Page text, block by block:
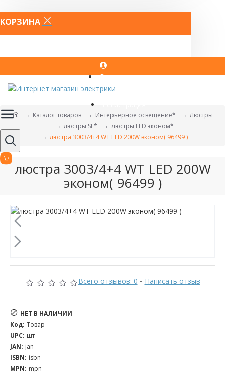
КОРЗИНА
Вход
Каталог товаров Интерьерное освещение*
Люстры
люстры SF*
люстры LED эконом*
люстра 3003/4+4 WT LED 200W эконом( 96499 )
люстра 3003/4+4 WT LED 200W
эконом( 96499 )
Всего отзывов: 0 - Написать отзыв
НЕТ В НАЛИЧИИ
Код: Товар
UPC: шт
JAN: jan
ISBN: isbn
MPN: mpn